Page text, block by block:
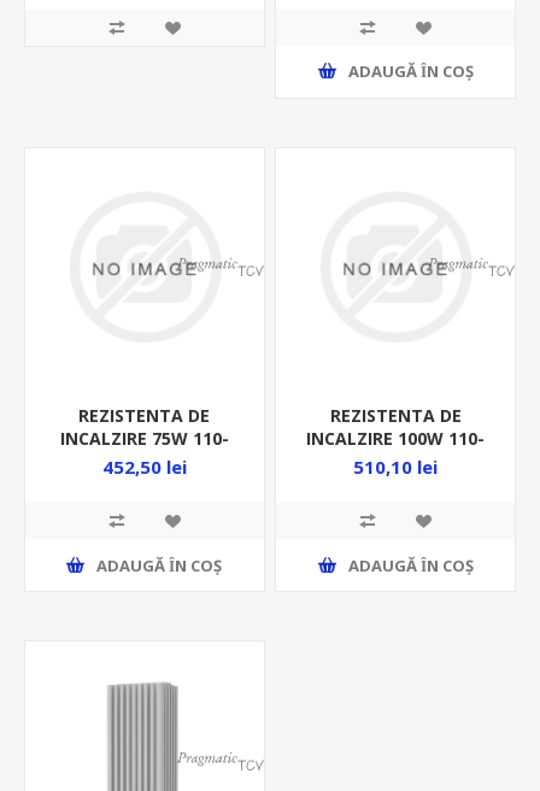
ADAUGĂ ȊN COŞ
REZISTENTA DE
INCALZIRE 75W 110-
250VAC/DC PT CUTII
452,50 lei
ADAUGĂ ȊN COŞ
REZISTENTA DE
INCALZIRE 100W 110-
250VAC/DC PT CUTII
510,10 lei
ADAUGĂ ȊN COŞ